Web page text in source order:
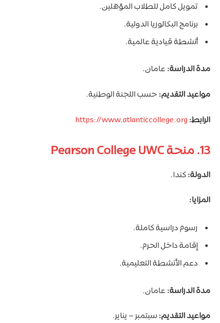
تمويل كامل للطلاب المؤهلين.
برنامج البكالوريا الدولية.
أنشطة قيادية عالمية.
مدة الدراسة: عامان.
مواعيد التقديم: حسب اللجنة الوطنية.
الرابط:https://www.atlanticcollege.org
13. منحة Pearson College UWC
الدولة:كندا.
المزايا:
رسوم دراسية كاملة.
إقامة داخل الحرم.
دعم الأنشطة التعليمية.
مدة الدراسة: عامان.
مواعيد التقديم: سبتمبر – يناير.